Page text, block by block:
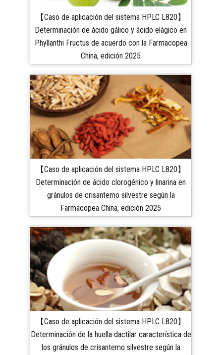
【Caso de aplicación del sistema HPLC L820】
Determinación de ácido gálico y ácido elágico en
Phyllanthi Fructus de acuerdo con la Farmacopea
China, edición 2025
【Caso de aplicación del sistema HPLC L820】
Determinación de ácido clorogénico y linarina en
gránulos de crisantemo silvestre según la
Farmacopea China, edición 2025
【Caso de aplicación del sistema HPLC L820】
Determinación de la huella dactilar característica de
los gránulos de crisantemo silvestre según la